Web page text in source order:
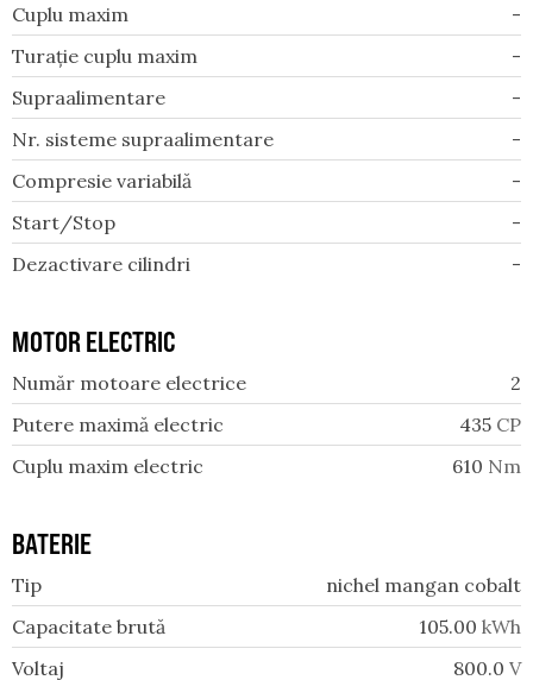
Cuplu maxim
-
Turație cuplu maxim
-
Supraalimentare
-
Nr. sisteme supraalimentare
-
Compresie variabilă
-
Start/Stop
-
Dezactivare cilindri
-
MOTOR ELECTRIC
Număr motoare electrice
2
Putere maximă electric
435 CP
Cuplu maxim electric
610 Nm
BATERIE
Tip
nichel mangan cobalt
Capacitate brută
105.00 kWh
Voltaj
800.0 V